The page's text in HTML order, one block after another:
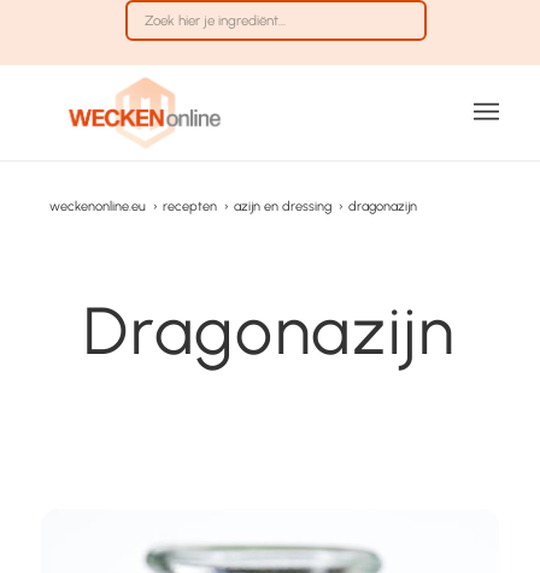
weckenonline.eu › recepten › azijn en dressing › dragonazijn
Dragonazijn